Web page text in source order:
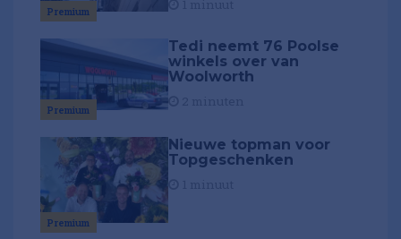
Premium
Premium
Tedi neemt 76 Poolse
winkels over van
Woolworth
Premium
Nieuwe topman voor
Topgeschenken